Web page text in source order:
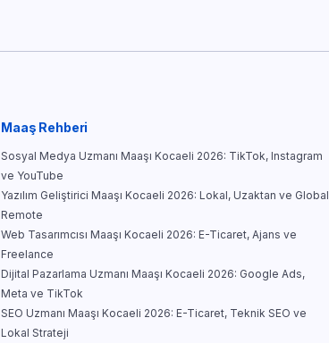
Maaş Rehberi
Sosyal Medya Uzmanı Maaşı Kocaeli 2026: TikTok, Instagram
ve YouTube
Yazılım Geliştirici Maaşı Kocaeli 2026: Lokal, Uzaktan ve Global
Remote
Web Tasarımcısı Maaşı Kocaeli 2026: E-Ticaret, Ajans ve
Freelance
Dijital Pazarlama Uzmanı Maaşı Kocaeli 2026: Google Ads,
Meta ve TikTok
SEO Uzmanı Maaşı Kocaeli 2026: E-Ticaret, Teknik SEO ve
Lokal Strateji